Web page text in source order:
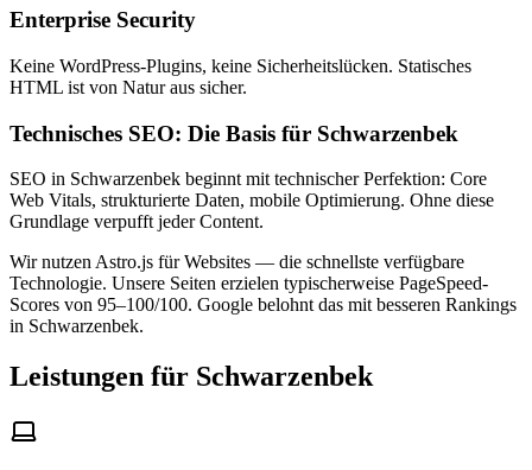
Enterprise Security
Keine WordPress-Plugins, keine Sicherheitslücken. Statisches
HTML ist von Natur aus sicher.
Technisches SEO: Die Basis für Schwarzenbek
SEO in Schwarzenbek beginnt mit technischer Perfektion: Core
Web Vitals, strukturierte Daten, mobile Optimierung. Ohne diese
Grundlage verpufft jeder Content.
Wir nutzen Astro.js für Websites — die schnellste verfügbare
Technologie. Unsere Seiten erzielen typischerweise PageSpeed-
Scores von 95–100/100. Google belohnt das mit besseren Rankings
in Schwarzenbek.
Leistungen für Schwarzenbek